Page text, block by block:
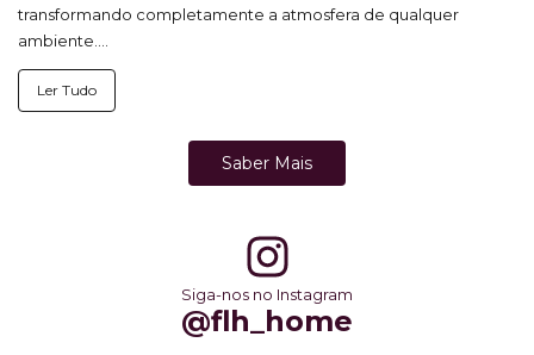
transformando completamente a atmosfera de qualquer
ambiente....
Ler Tudo
Saber Mais
Siga-nos no Instagram
@flh_home